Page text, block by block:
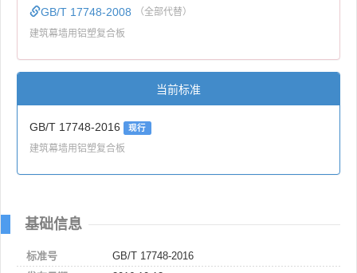
GB/T 17748-2008 （全部代替）
建筑幕墙用铝塑复合板
当前标准
GB/T 17748-2016 现行
建筑幕墙用铝塑复合板
基础信息
标准号
GB/T 17748-2016